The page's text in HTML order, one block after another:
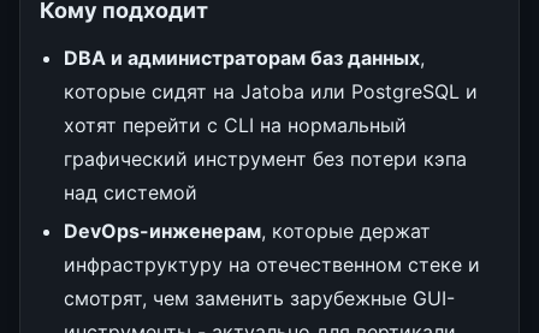
Кому подходит
DBA и администраторам баз данных,
которые сидят на Jatoba или PostgreSQL и
хотят перейти с CLI на нормальный
графический инструмент без потери кэпа
над системой
DevOps-инженерам, которые держат
инфраструктуру на отечественном стеке и
смотрят, чем заменить зарубежные GUI-